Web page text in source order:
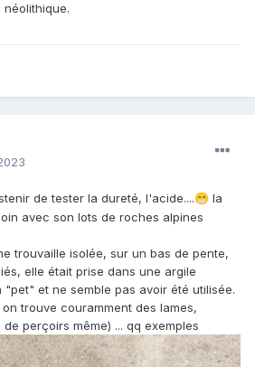
de tester la dureté, l'acide....😁 la
avec son lots de roches alpines
trouvaille isolée, sur un bas de pente,
elle était prise dans une argile
et ne semble pas avoir été utilisée.
trouve couramment des lames,
perçoirs même) ... qq exemples